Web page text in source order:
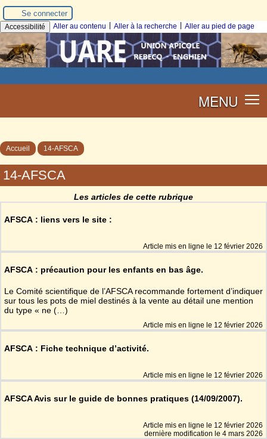
Se connecter
Accessibilité Aller au contenu Aller à la recherche Aller au pied de page
MENU
Accueil 14-AFSCA
14-AFSCA
Les articles de cette rubrique
AFSCA : liens vers le site :
Article mis en ligne le 12 février 2026
AFSCA : précaution pour les enfants en bas âge.
Le Comité scientifique de l’AFSCA recommande fortement d’indiquer
sur tous les pots de miel destinés à la vente au détail une mention
du type « ne (…)
Article mis en ligne le 12 février 2026
AFSCA : Fiche technique d’activité.
Article mis en ligne le 12 février 2026
AFSCA Avis sur le guide de bonnes pratiques (14/09/2007).
Article mis en ligne le 12 février 2026
dernière modification le 4 mars 2026